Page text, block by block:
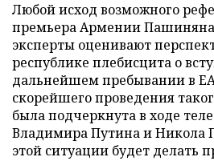
Любой исход возможного
премьера Армении Пашиняна
эксперты оценивают
республике плебисцита о
дальнейшем пребывании в
скорейшего проведения
была подчеркнута в ходе
Владимира Путина и Никола
этой ситуации будет делать